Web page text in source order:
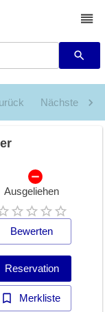
Nächste
Ausgeliehen
Bewerten
Reservation
Merkliste